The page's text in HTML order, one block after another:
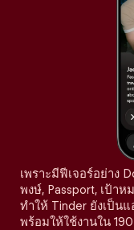
เพราะมีฟีเจอร์อย่าง
พงษ์, Passport, เป้า
ทำให้ Tinder ยังเป็น
พร้อมให้ใช้งานใน